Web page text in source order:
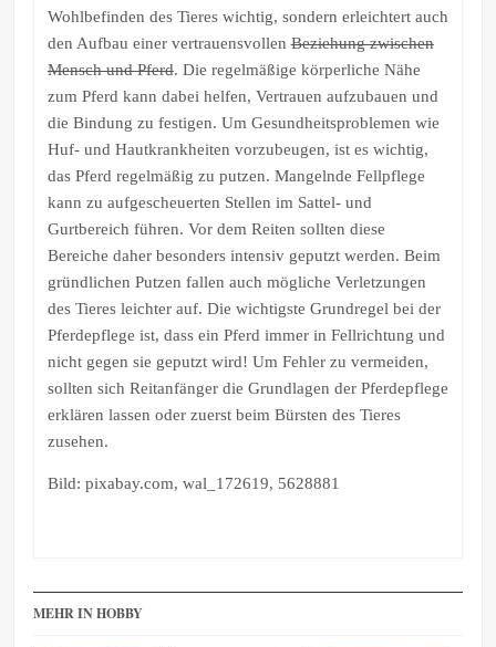
Wohlbefinden des Tieres wichtig, sondern erleichtert auch
den Aufbau einer vertrauensvollenBeziehung zwischen
Mensch und Pferd. Die regelmäßige körperliche Nähe
zum Pferd kann dabei helfen, Vertrauen aufzubauen und
die Bindung zu festigen. Um Gesundheitsproblemen wie
Huf- und Hautkrankheiten vorzubeugen, ist es wichtig,
das Pferd regelmäßig zu putzen. Mangelnde Fellpflege
kann zu aufgescheuerten Stellen im Sattel- und
Gurtbereich führen. Vor dem Reiten sollten diese
Bereiche daher besonders intensiv geputzt werden. Beim
gründlichen Putzen fallen auch mögliche Verletzungen
des Tieres leichter auf. Die wichtigste Grundregel bei der
Pferdepflege ist, dass ein Pferd immer in Fellrichtung und
nicht gegen sie geputzt wird! Um Fehler zu vermeiden,
sollten sich Reitanfänger die Grundlagen der Pferdepflege
erklären lassen oder zuerst beim Bürsten des Tieres
zusehen.
Bild: pixabay.com, wal_172619, 5628881
MEHR IN HOBBY